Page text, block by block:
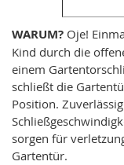
WARUM? Oje!
Kind durch die
einem
schließt die
Position.
sorgen für
Gartentür.